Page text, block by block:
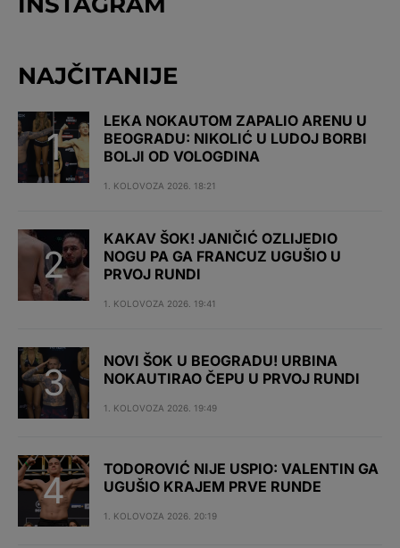
NAJČITANIJE
LEKA NOKAUTOM ZAPALIO ARENU U
BEOGRADU: NIKOLIĆ U LUDOJ BORBI
BOLJI OD VOLOGDINA
1. KOLOVOZA 2026. 18:21
KAKAV ŠOK! JANIČIĆ OZLIJEDIO
NOGU PA GA FRANCUZ UGUŠIO U
PRVOJ RUNDI
1. KOLOVOZA 2026. 19:41
NOVI ŠOK U BEOGRADU! URBINA
NOKAUTIRAO ČEPU U PRVOJ RUNDI
1. KOLOVOZA 2026. 19:49
TODOROVIĆ NIJE USPIO: VALENTIN GA
UGUŠIO KRAJEM PRVE RUNDE
1. KOLOVOZA 2026. 20:19